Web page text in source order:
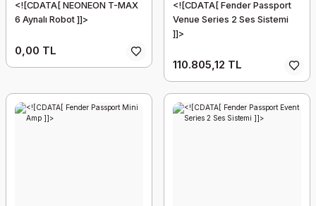
<![CDATA[ NEONEON T-MAX
6 Aynalı Robot ]]>
0,00 TL
<![CDATA[ Fender Passport
Venue Series 2 Ses Sistemi
]]>
110.805,12 TL